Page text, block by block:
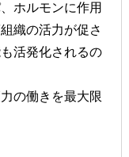
ホルモンに作用
織の活力が促さ
活発化されるの
の働きを最大限